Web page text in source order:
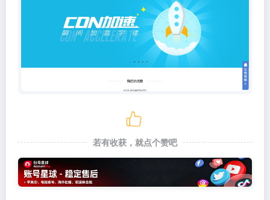
若有收获，就点个赞吧